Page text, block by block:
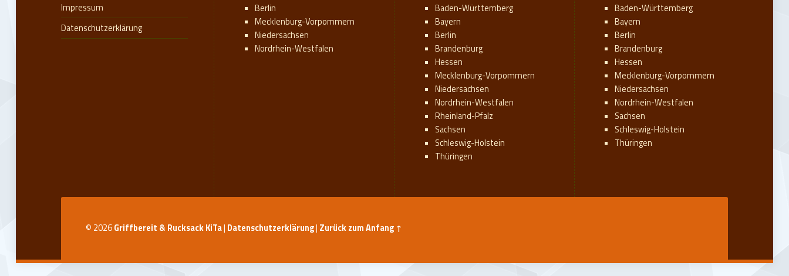
Impressum
Datenschutzerklärung
Berlin
Mecklenburg-Vorpommern
Niedersachsen
Nordrhein-Westfalen
Baden-Württemberg
Bayern
Berlin
Brandenburg
Hessen
Mecklenburg-Vorpommern
Niedersachsen
Nordrhein-Westfalen
Rheinland-Pfalz
Sachsen
Schleswig-Holstein
Thüringen
Baden-Württemberg
Bayern
Berlin
Brandenburg
Hessen
Mecklenburg-Vorpommern
Niedersachsen
Nordrhein-Westfalen
Sachsen
Schleswig-Holstein
Thüringen
© 2026Griffbereit & Rucksack KiTa| Datenschutzerklärung| Zurück zum Anfang ↑